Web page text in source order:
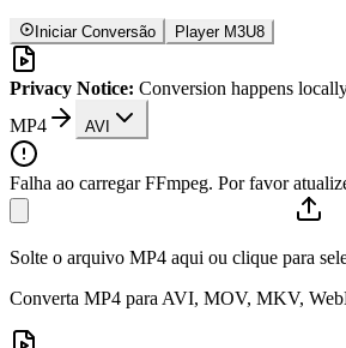
Iniciar Conversão Player M3U8
Privacy Notice: Conversion happens
MP4
AVI
Falha ao carregar FFmpeg. Por favor
Solte o arquivo MP4 aqui ou clique para
Converta MP4 para AVI, MOV, MKV,